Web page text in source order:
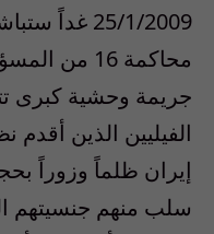
25/1/2009
محاكمة 16
جريمة وحشية كبرى
الفيليين الذين
إيران ظلماً وزوراً
سلب منهم جنسيتهم